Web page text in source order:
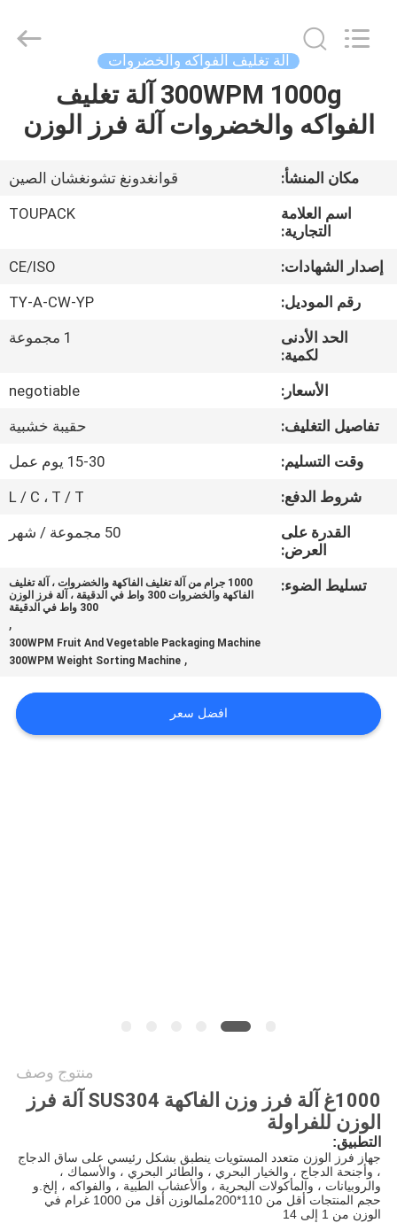
معلومات
جولة
ضبط
الجودة
اتصل
أخبار
اطلب
اقتباس
EQUIPMENT
آلة تغليف الفواكه والخضروات
300WPM 1000g آلة تغليف
الفواكه والخضروات آلة فرز الوزن
مكان المنشأ:
قوانغدونغ تشونغشان الصين
اسم العلامة
التجارية:
TOUPACK
إصدار الشهادات:
CE/ISO
رقم الموديل:
TY-A-CW-YP
الحد الأدنى
لكمية:
1 مجموعة
الأسعار:
negotiable
تفاصيل التغليف:
حقيبة خشبية
وقت التسليم:
15-30 يوم عمل
شروط الدفع:
L / C ، T / T
القدرة على
العرض:
50 مجموعة / شهر
تسليط الضوء:
1000 جرام من آلة تغليف الفاكهة والخضروات ، آلة تغليف
الفاكهة والخضروات 300 واط في الدقيقة ، آلة فرز الوزن
300 واط في الدقيقة
,
300WPM Fruit And Vegetable Packaging Machine
,
300WPM Weight Sorting Machine
افضل سعر
منتوج وصف
1000غ آلة فرز وزن الفاكهة SUS304 آلة فرز
الوزن للفراولة
التطبيق:
جهاز فرز الوزن متعدد المستويات ينطبق بشكل رئيسي على ساق الدجاج
، وأجنحة الدجاج ، والخيار البحري ، والطائر البحري ، والأسماك ،
والروبيانات ، والمأكولات البحرية ، والأعشاب الطبية ، والفواكه ، إلخ.و
حجم المنتجات أقل من 110*200ملمالوزن أقل من 1000 غرام في
الوزن من 1 إلى 14